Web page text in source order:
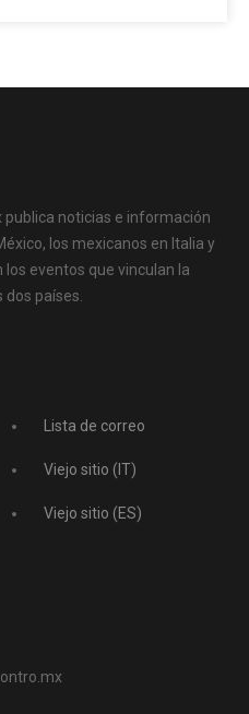
publica noticias e información
los mexicanos en Italia y
eventos que vinculan la
países.
Lista de correo
Viejo sitio (IT)
Viejo sitio (ES)